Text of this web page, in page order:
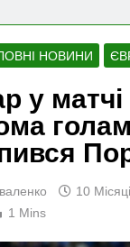
НОВИНИ
у матчі
10
1 Mins